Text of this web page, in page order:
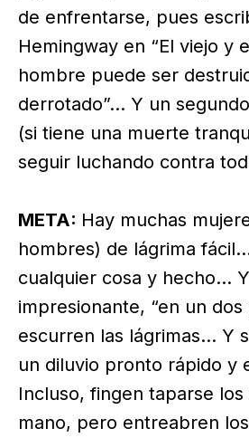
de enfrentarse, pues
Hemingway en “El viejo y
hombre puede ser
derrotado”… Y un
(si tiene una muerte
seguir luchando contra
META: Hay muchas
hombres) de lágrima
cualquier cosa y hecho…
impresionante, “en un
escurren las lágrimas… Y
un diluvio pronto rápido y
Incluso, fingen taparse los
mano, pero entreabren